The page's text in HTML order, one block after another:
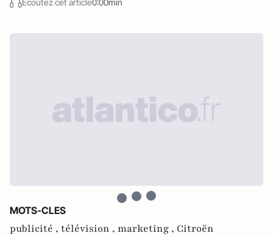
MOTS-CLES
publicité , télévision , marketing , Citroën